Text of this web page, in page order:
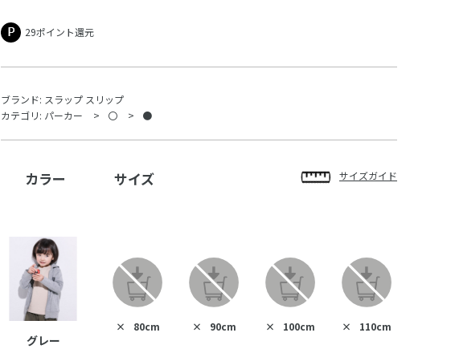
29ポイント還元
ブランド: スラップ スリップ
カテゴリ: パーカー 〇 ●
カラー サイズ サイズガイド
グレー
× 80cm × 90cm × 100cm × 110cm